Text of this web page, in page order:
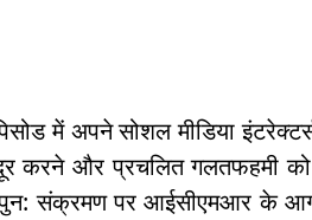
में अपने सोशल मीडिया
करने और प्रचलित गलतफहमी
पुन: संक्रमण पर आईसीएमआर के